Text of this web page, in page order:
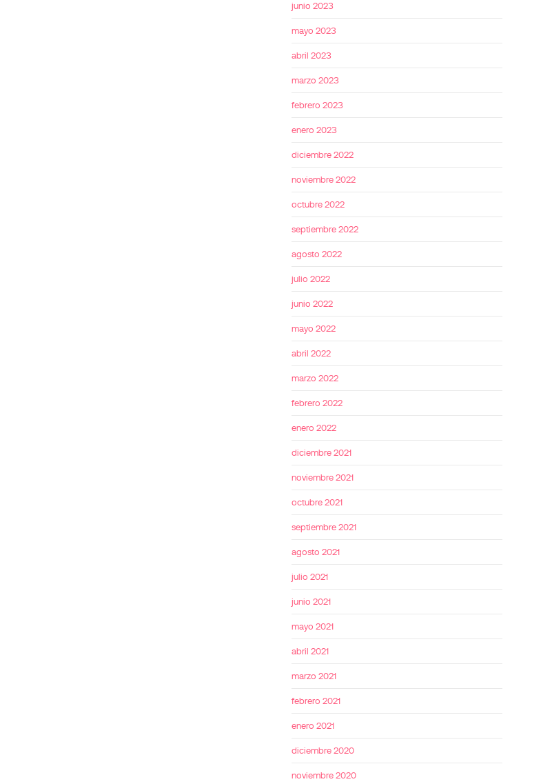
junio 2023
mayo 2023
abril 2023
marzo 2023
febrero 2023
enero 2023
diciembre 2022
noviembre 2022
octubre 2022
septiembre 2022
agosto 2022
julio 2022
junio 2022
mayo 2022
abril 2022
marzo 2022
febrero 2022
enero 2022
diciembre 2021
noviembre 2021
octubre 2021
septiembre 2021
agosto 2021
julio 2021
junio 2021
mayo 2021
abril 2021
marzo 2021
febrero 2021
enero 2021
diciembre 2020
noviembre 2020